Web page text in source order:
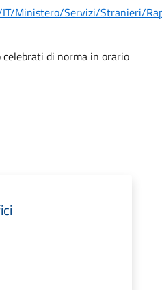
Ministero/Servizi/Stranieri/
di norma in orario